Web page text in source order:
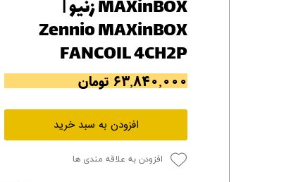
MAXinBOX زنیو |
Zennio MAXinBOX
FANCOIL 4CH2P
۶۳,۸۴۰,۰۰۰ تومان
افزودن به سبد خرید
افزودن به علاقه مندی ها